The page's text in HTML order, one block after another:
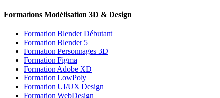
Formations Modélisation 3D & Design
Formation Blender Débutant
Formation Blender 5
Formation Personnages 3D
Formation Figma
Formation Adobe XD
Formation LowPoly
Formation UI/UX Design
Formation WebDesign